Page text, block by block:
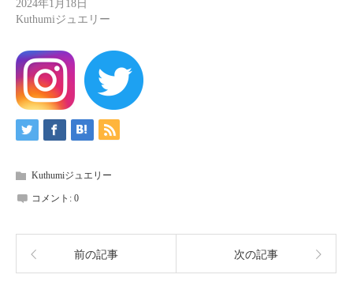
2024年1月18日
Kuthumiジュエリー
Kuthumiジュエリー
コメント: 0
前の記事 次の記事